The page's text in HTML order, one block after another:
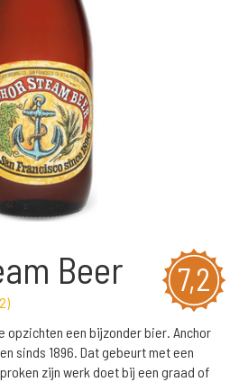
7,2
Beer
)
opzichten een bijzonder bier. Anchor
sinds 1896. Dat gebeurt met een
zijn werk doet bij een graad of